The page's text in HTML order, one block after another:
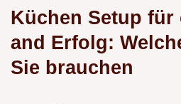
Küchen Setup für
and Erfolg:
Sie brauchen